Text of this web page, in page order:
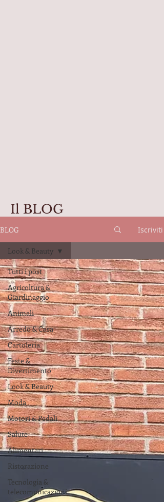
Il BLOG
BLOG Iscriviti
Tutti i post
Agricoltura &
Giardinaggio
Animali
Arredo & Casa
Cartoleria
Feste &
Divertimento
Look & Beauty
Moda
Motori & Pedali
Salute
Alimentari
Ristorazione
Tecnologia &
telecomunicazioni
Look & Beauty